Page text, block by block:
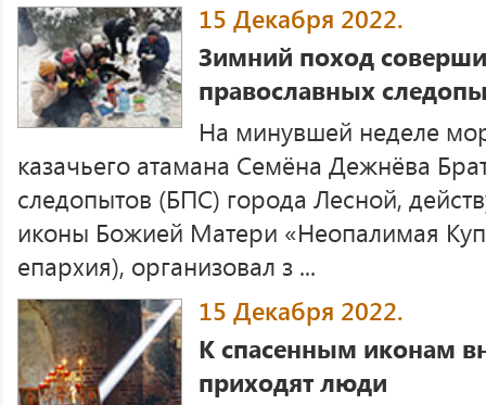
15 Декабря 2022.
Зимний поход
православных
На минувшей неделе
казачьего атамана Семёна Дежнёва
следопытов (БПС) города Лесной,
иконы Божией Матери «Неопалимая
епархия), организовал з ...
15 Декабря 2022.
К спасенным иконам
приходят люди